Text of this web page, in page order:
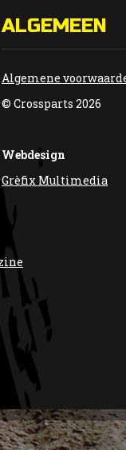
ALGEMEEN
Algemene
© Crossparts 2026
Webdesign
Grèfix Multimedia